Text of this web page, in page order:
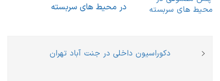
در محیط های سربسته
راهبری
Previous
دکوراسیون داخلی در جنت آباد تهران